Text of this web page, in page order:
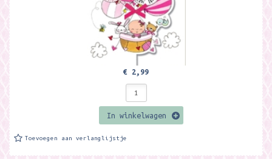
€ 2,99
In winkelwagen
Toevoegen aan verlanglijstje